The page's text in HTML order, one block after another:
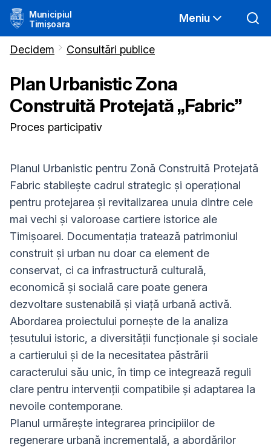
Municipiul
Timișoara
Meniu
Decidem Consultări publice
Plan Urbanistic Zona
Construită Protejată „Fabric”
Proces participativ
Planul Urbanistic pentru Zonă Construită Protejată
Fabric stabilește cadrul strategic și operațional
pentru protejarea și revitalizarea unuia dintre cele
mai vechi și valoroase cartiere istorice ale
Timișoarei. Documentația tratează patrimoniul
construit și urban nu doar ca element de
conservat, ci ca infrastructură culturală,
economică și socială care poate genera
dezvoltare sustenabilă și viață urbană activă.
Abordarea proiectului pornește de la analiza
țesutului istoric, a diversității funcționale și sociale
a cartierului și de la necesitatea păstrării
caracterului său unic, în timp ce integrează reguli
clare pentru intervenții compatibile și adaptarea la
nevoile contemporane.
Planul urmărește integrarea principiilor de
regenerare urbană incrementală, a abordărilor